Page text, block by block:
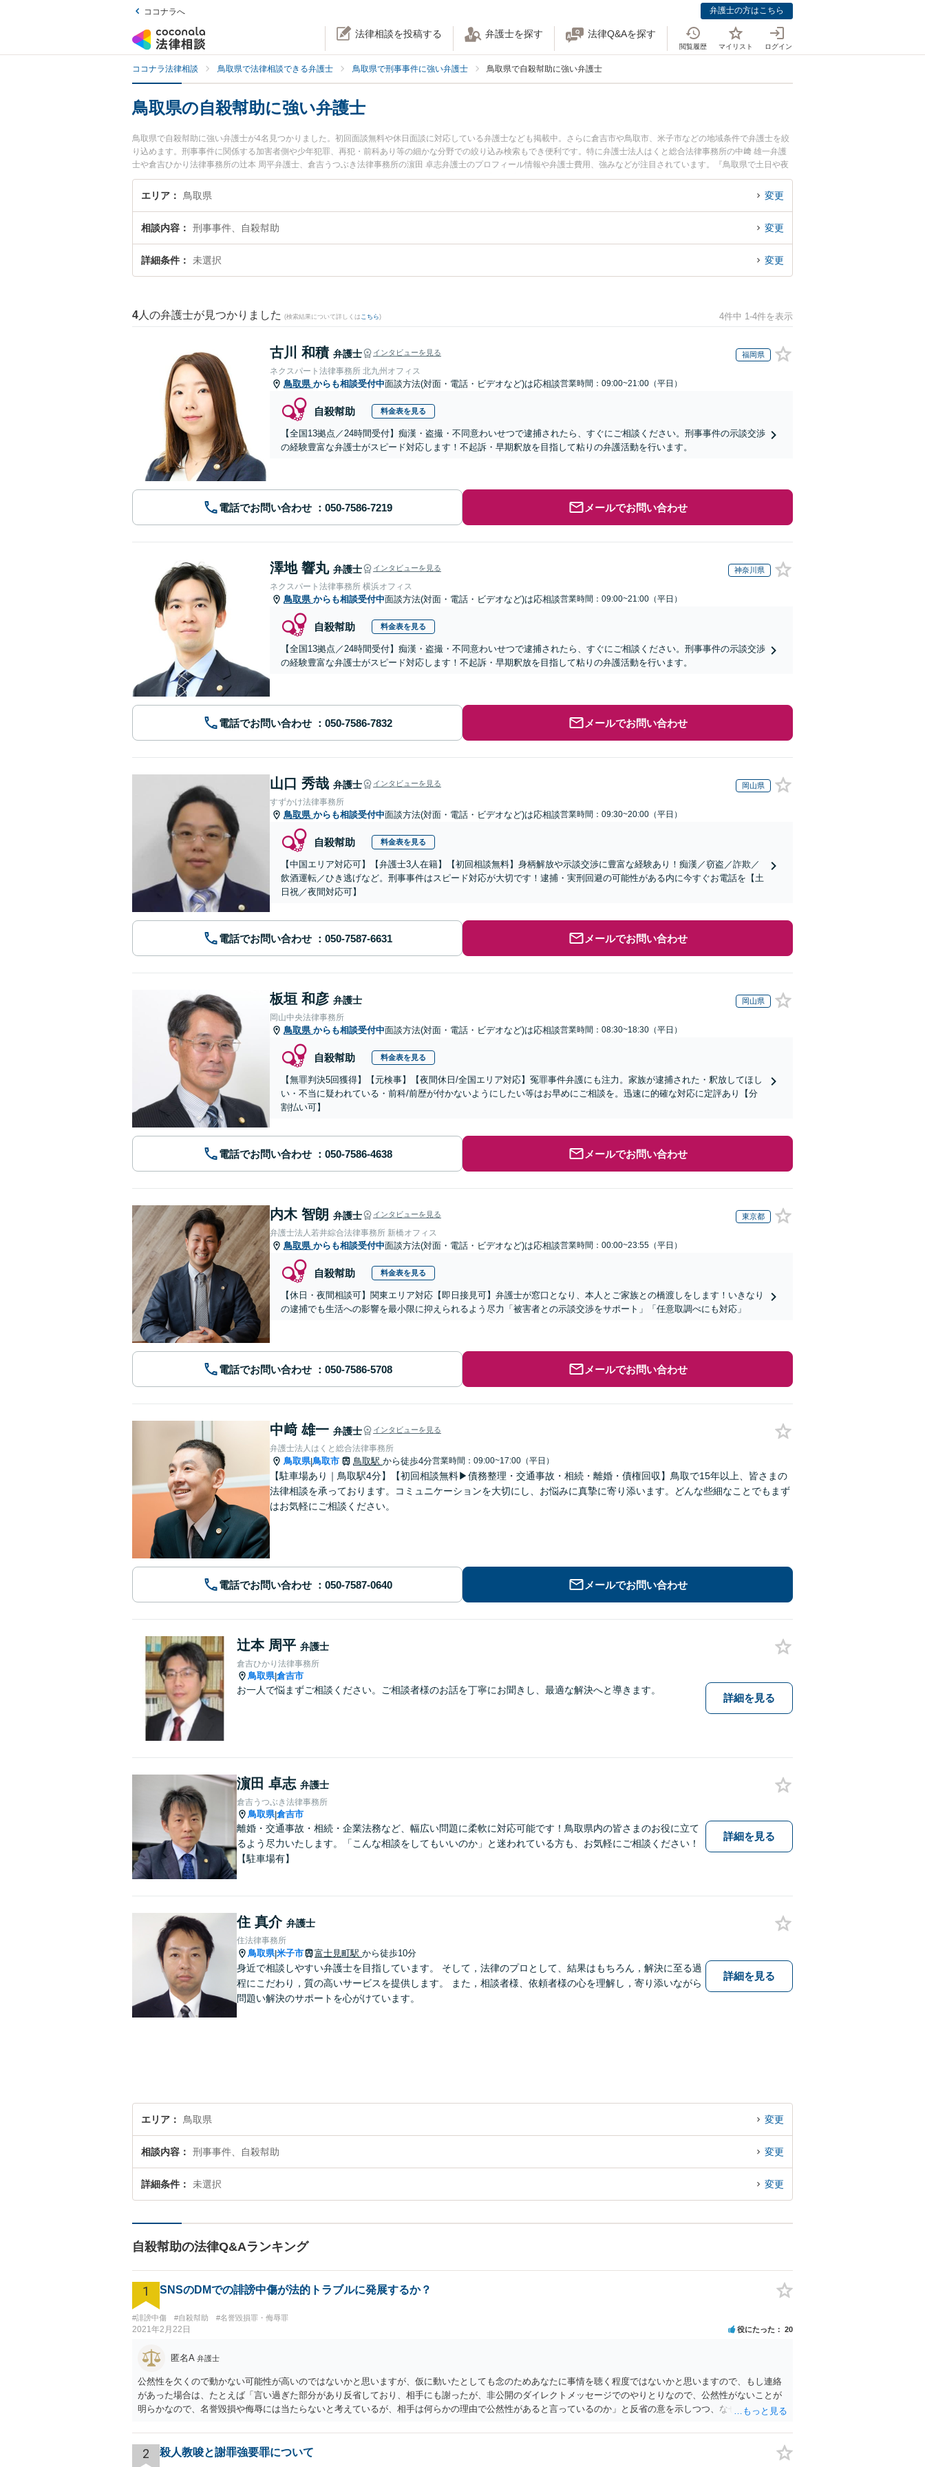
ココナラへ 弁護士の方はこちら
法律相談を投稿する 弁護士を探す 法律Q&Aを探す
閲覧履歴 マイリスト ログイン
ココナラ法律相談 鳥取県で法律相談できる弁護士 鳥取県で刑事事件に強い弁護士 鳥取県で自殺幇助に強い弁護士
鳥取県の自殺幇助に強い弁護士
鳥取県で自殺幇助に強い弁護士が4名見つかりました。初回面談無料や休日面談に対応している弁護士なども掲載中。さらに倉吉市や鳥取市、米子市などの地域条件で弁護士を絞
り込めます。刑事事件に関係する加害者側や少年犯罪、再犯・前科あり等の細かな分野での絞り込み検索もでき便利です。特に弁護士法人はくと総合法律事務所の中﨑 雄一弁護
士や倉吉ひかり法律事務所の辻本 周平弁護士、倉吉うつぶき法律事務所の濵田 卓志弁護士のプロフィール情報や弁護士費用、強みなどが注目されています。『鳥取県で土日や夜
間に発生した自殺幇助のトラブルを今すぐに弁護士に相談したい』『自殺幇助のトラブル解決の実績豊富な近くの弁護士を検索したい』『初回相談無料で自殺幇助を法律相談でき
る鳥取県内の弁護士に相談予約したい』などでお困りの相談者さんにおすすめです。
エリア 鳥取県 変更
相談内容 刑事事件、自殺幇助 変更
詳細条件 未選択 変更
4 人の弁護士が見つかりました (検索結果について詳しくは こちら) 4件中 1-4件を表示
古川 和積 弁護士 インタビューを見る 福岡県
ネクスパート法律事務所 北九州オフィス
鳥取県 からも相談受付中面談方法(対面・電話・ビデオなど)は応相談営業時間：09:00~21:00（平日）
自殺幇助 料金表を見る
【全国13拠点／24時間受付】痴漢・盗撮・不同意わいせつで逮捕されたら、すぐにご相談ください。刑事事件の示談交渉
の経験豊富な弁護士がスピード対応します！不起訴・早期釈放を目指して粘りの弁護活動を行います。
電話でお問い合わせ メールでお問い合わせ
澤地 響丸 弁護士 インタビューを見る 神奈川県
ネクスパート法律事務所 横浜オフィス
鳥取県 からも相談受付中面談方法(対面・電話・ビデオなど)は応相談営業時間：09:00~21:00（平日）
自殺幇助 料金表を見る
【全国13拠点／24時間受付】痴漢・盗撮・不同意わいせつで逮捕されたら、すぐにご相談ください。刑事事件の示談交渉
の経験豊富な弁護士がスピード対応します！不起訴・早期釈放を目指して粘りの弁護活動を行います。
電話でお問い合わせ メールでお問い合わせ
山口 秀哉 弁護士 インタビューを見る 岡山県
すずかけ法律事務所
鳥取県 からも相談受付中面談方法(対面・電話・ビデオなど)は応相談営業時間：09:30~20:00（平日）
自殺幇助 料金表を見る
【中国エリア対応可】【弁護士3人在籍】【初回相談無料】身柄解放や示談交渉に豊富な経験あり！痴漢／窃盗／詐欺／
飲酒運転／ひき逃げなど。刑事事件はスピード対応が大切です！逮捕・実刑回避の可能性がある内に今すぐお電話を【土
日祝／夜間対応可】
電話でお問い合わせ メールでお問い合わせ
板垣 和彦 弁護士 岡山県
岡山中央法律事務所
鳥取県 からも相談受付中面談方法(対面・電話・ビデオなど)は応相談営業時間：08:30~18:30（平日）
自殺幇助 料金表を見る
【無罪判決5回獲得】【元検事】【夜間休日/全国エリア対応】冤罪事件弁護にも注力。家族が逮捕された・釈放してほし
い・不当に疑われている・前科/前歴が付かないようにしたい等はお早めにご相談を。迅速に的確な対応に定評あり【分
割払い可】
電話でお問い合わせ メールでお問い合わせ
内木 智朗 弁護士 インタビューを見る 東京都
弁護士法人若井綜合法律事務所 新橋オフィス
鳥取県 からも相談受付中面談方法(対面・電話・ビデオなど)は応相談営業時間：00:00~23:55（平日）
自殺幇助 料金表を見る
【休日・夜間相談可】関東エリア対応【即日接見可】弁護士が窓口となり、本人とご家族との橋渡しをします！いきなり
の逮捕でも生活への影響を最小限に抑えられるよう尽力「被害者との示談交渉をサポート」「任意取調べにも対応」
電話でお問い合わせ メールでお問い合わせ
中﨑 雄一 弁護士 インタビューを見る
弁護士法人はくと総合法律事務所
鳥取県|鳥取市 鳥取駅 から徒歩4分営業時間：09:00~17:00（平日）
【駐車場あり｜鳥取駅4分】【初回相談無料▶︎債務整理・交通事故・相続・離婚・債権回収】鳥取で15年以上、皆さまの
法律相談を承っております。コミュニケーションを大切にし、お悩みに真摯に寄り添います。どんな些細なことでもまず
はお気軽にご相談ください。
電話でお問い合わせ メールでお問い合わせ
辻本 周平 弁護士
倉吉ひかり法律事務所
鳥取県|倉吉市
お一人で悩まずご相談ください。ご相談者様のお話を丁寧にお聞きし、最適な解決へと導きます。
詳細を見る
濵田 卓志 弁護士
倉吉うつぶき法律事務所
鳥取県|倉吉市
離婚・交通事故・相続・企業法務など、幅広い問題に柔軟に対応可能です！鳥取県内の皆さまのお役に立て
るよう尽力いたします。「こんな相談をしてもいいのか」と迷われている方も、お気軽にご相談ください！
【駐車場有】
詳細を見る
住 真介 弁護士
住法律事務所
鳥取県|米子市 富士見町駅 から徒歩10分
身近で相談しやすい弁護士を目指しています。 そして，法律のプロとして、結果はもちろん，解決に至る過
程にこだわり，質の高いサービスを提供します。 また，相談者様、依頼者様の心を理解し，寄り添いながら
問題い解決のサポートを心がけています。
詳細を見る
エリア 鳥取県 変更
相談内容 刑事事件、自殺幇助 変更
詳細条件 未選択 変更
自殺幇助の法律Q&Aランキング
1 SNSのDMでの誹謗中傷が法的トラブルに発展するか？
#誹謗中傷 #自殺幇助 #名誉毀損罪・侮辱罪
2021年2月22日 役にたった 20
匿名A 弁護士
公然性を欠くので動かない可能性が高いのではないかと思いますが、仮に動いたとしても念のためあなたに事情を聴く程度ではないかと思いますので、もし連絡
があった場合は、たとえば「言い過ぎた部分があり反省しており、相手にも謝ったが、非公開のダイレクトメッセージでのやりとりなので、公然性がないことが
明らかなので、名誉毀損や侮辱には当たらないと考えているが、相手は何らかの理由で公然性があると言っているのか」と反省の意を示しつつ、なぜ警察が連絡
2 殺人教唆と謝罪強要罪について